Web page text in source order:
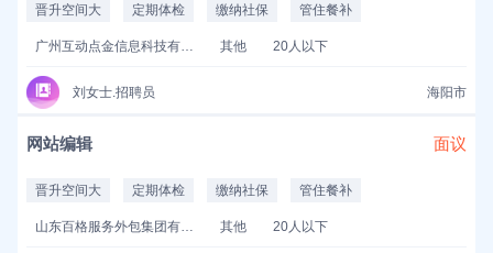
晋升空间大 定期体检 缴纳社保 管住餐补
广州互动点金信息科技有限公司 其他 20人以下
刘女士.招聘员 海阳市
网站编辑 面议
晋升空间大 定期体检 缴纳社保 管住餐补
山东百格服务外包集团有限公司 其他 20人以下